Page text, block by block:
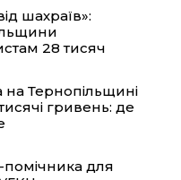
шахраїв»:
28 тисяч
Тернопільщині
гривень: де
для